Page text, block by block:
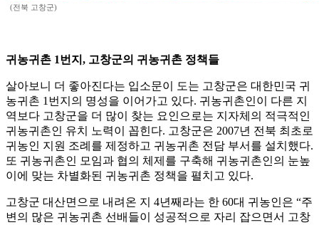
(전북 고창군)
귀농귀촌 1번지, 고창군의 귀농귀촌 정책들
살아보니 더 좋아진다는 입소문이 도는 고창군은 대한민국 귀
농귀촌 1번지의 명성을 이어가고 있다. 귀농귀촌인이 다른 지
역보다 고창군을 더 많이 찾는 요인으로는 지자체의 적극적인
귀농귀촌인 유치 노력이 꼽힌다. 고창군은 2007년 전북 최초로
귀농인 지원 조례를 제정하고 귀농귀촌 전담 부서를 설치했다.
또 귀농귀촌인 모임과 협의 체제를 구축해 귀농귀촌인의 눈높
이에 맞는 차별화된 귀농귀촌 정책을 펼치고 있다.
고창군 대산면으로 내려온 지 4년째라는 한 60대 귀농인은 “주
변의 많은 귀농귀촌 선배들이 성공적으로 자리 잡으면서 고창